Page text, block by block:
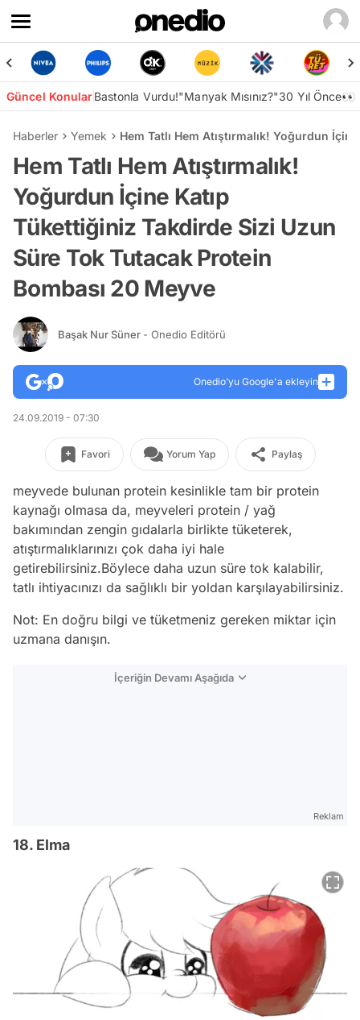
Güncel KonularBastonla Vurdu!"Manyak Mısınız?"30 Yıl Önce👀
Haberler Yemek Hem Tatlı Hem Atıştırmalık! Yoğurdun
Hem Tatlı Hem Atıştırmalık!
Yoğurdun İçine Katıp
Tükettiğiniz Takdirde Sizi Uzun
Süre Tok Tutacak Protein
Bombası 20 Meyve
Başak Nur Süner - Onedio Editörü
Onedio’yu Google'a ekleyin
24.09.2019 - 07:30
Favori Yorum Yap Paylaş
meyvede bulunan protein kesinlikle tam bir protein
kaynağı olmasa da, meyveleri protein / yağ
bakımından zengin gıdalarla birlikte tüketerek,
atıştırmalıklarınızı çok daha iyi hale
getirebilirsiniz.Böylece daha uzun süre tok kalabilir,
tatlı ihtiyacınızı da sağlıklı bir yoldan karşılayabilirsiniz.
Not: En doğru bilgi ve tüketmeniz gereken miktar için
uzmana danışın.
İçeriğin Devamı Aşağıda
Reklam
18. Elma